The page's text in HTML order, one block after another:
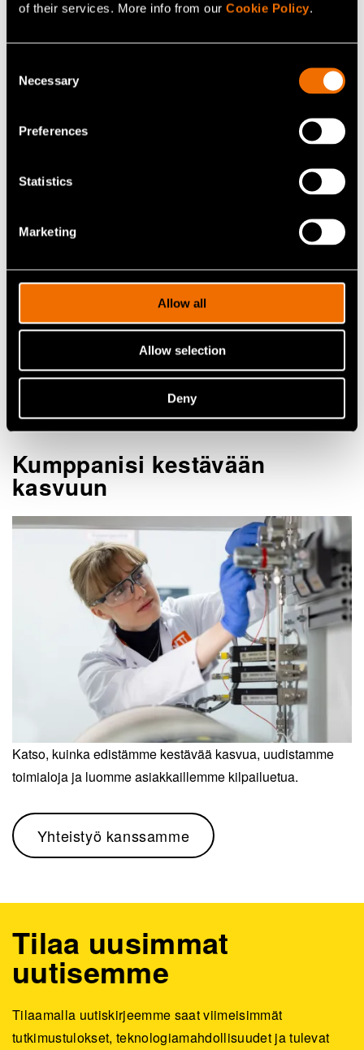
of their services. More info from our Cookie Policy.
Selection
Necessary
Preferences
Statistics
Marketing
Allow all
Allow selection
Deny
Lisää tietoa tämän henkilön julkaisuista VTT:n tutkimusportaalissa
Laita viesti henkilölle Visa
Vallivaara ja löydä uusia
oivalluksia ja ratkaisuja.
Ota yhteyttä
Kumppanisi kestävään
kasvuun
Katso, kuinka edistämme kestävää kasvua, uudistamme
toimialoja ja luomme asiakkaillemme kilpailuetua.
Yhteistyö kanssamme
Tilaa uusimmat
uutisemme
Tilaamalla uutiskirjeemme saat viimeisimmät
tutkimustulokset, teknologiamahdollisuudet ja tulevat